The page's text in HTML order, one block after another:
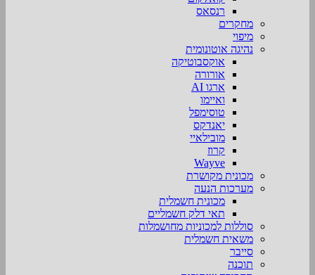
רנסאס
מחקרים
מיפוי
נהיגה אוטונומית
אוקסבוטיקה
אורורה
ארגו AI
ואיימו
טוסימפל
יאנדקס
מובילאיי
קרוז
Wayve
מכונית מקושרת
מערכות הנעה
מכונית חשמלית
תאי דלק חשמליים
סוללות למכוניות מחושמלות
משאית חשמלית
סייבר
תוכנה